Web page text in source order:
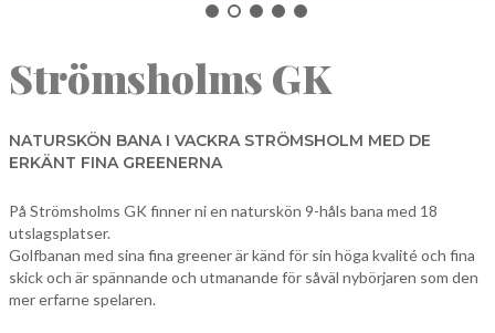
SALA
SKINNSKATTEBERG
SURAHAMMAR
VÄSTERÅS
Sök
Strömsholms GK
NATURSKÖN BANA I VACKRA STRÖMSHOLM MED DE
ERKÄNT FINA GREENERNA
På Strömsholms GK finner ni en naturskön 9-håls bana med 18
utslagsplatser.
Golfbanan med sina fina greener är känd för sin höga kvalité och fina
skick och är spännande och utmanande för såväl nybörjaren som den
mer erfarne spelaren.